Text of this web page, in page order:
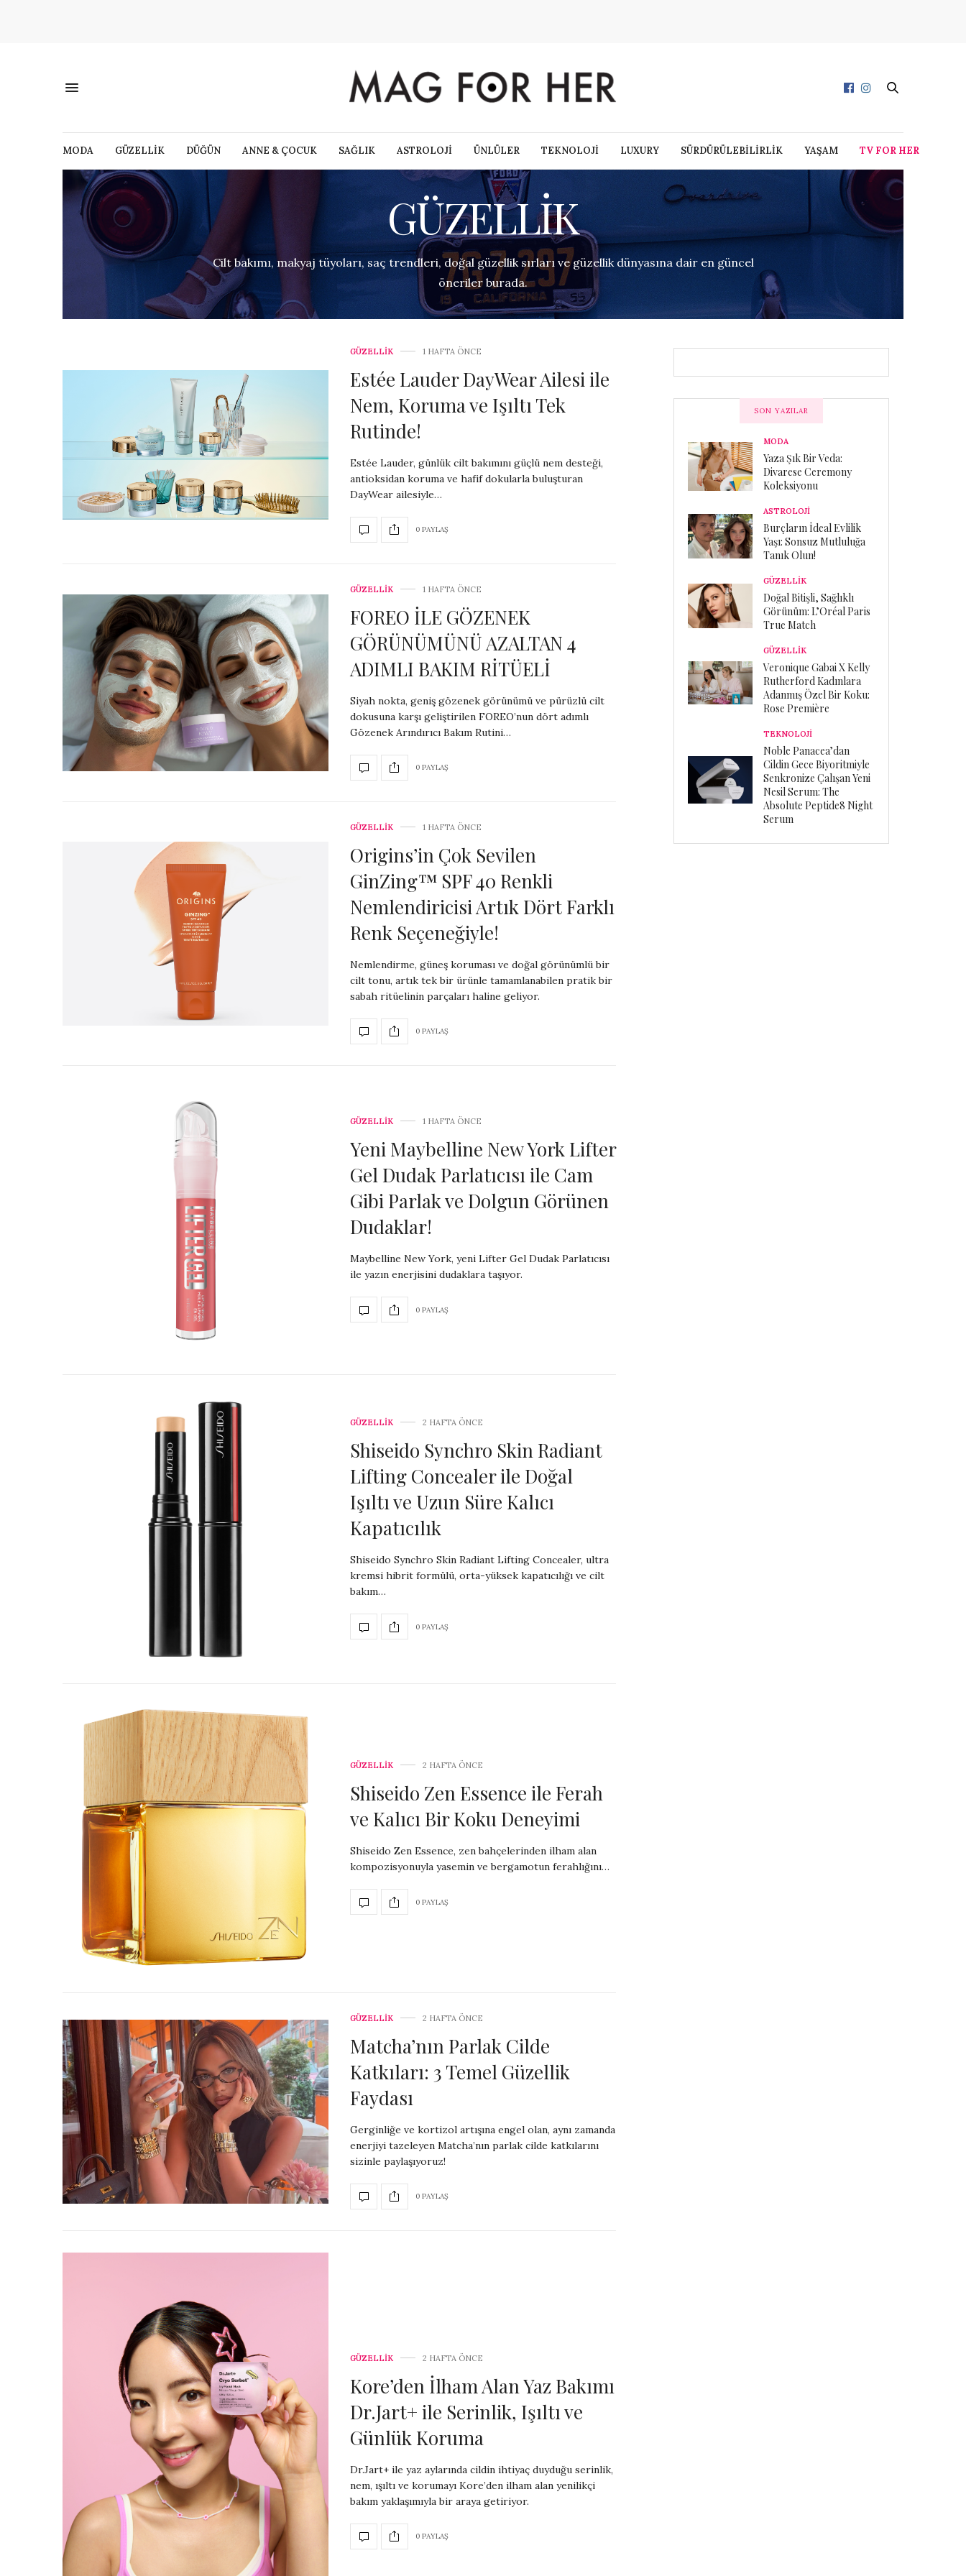
MODA GÜZELLİK DÜĞÜN ANNE & ÇOCUK SAĞLIK ASTROLOJİ ÜNLÜLER TEKNOLOJİ LUXURY SÜRDÜRÜLEBİLİRLİK YAŞAM TV FOR HER
GÜZELLİK
Cilt bakımı, makyaj tüyoları, saç trendleri, doğal güzellik sırları ve güzellik dünyasına dair en güncel
öneriler burada.
GÜZELLİK 1 HAFTA ÖNCE
Estée Lauder DayWear Ailesi ile
Nem, Koruma ve Işıltı Tek
Rutinde!
Estée Lauder, günlük cilt bakımını güçlü nem desteği,
antioksidan koruma ve hafif dokularla buluşturan
DayWear ailesiyle…
0 PAYLAŞ
GÜZELLİK 1 HAFTA ÖNCE
FOREO İLE GÖZENEK
GÖRÜNÜMÜNÜ AZALTAN 4
ADIMLI BAKIM RİTÜELİ
Siyah nokta, geniş gözenek görünümü ve pürüzlü cilt
dokusuna karşı geliştirilen FOREO’nun dört adımlı
Gözenek Arındırıcı Bakım Rutini…
0 PAYLAŞ
GÜZELLİK 1 HAFTA ÖNCE
Origins’in Çok Sevilen
GinZing™ SPF 40 Renkli
Nemlendiricisi Artık Dört Farklı
Renk Seçeneğiyle!
Nemlendirme, güneş koruması ve doğal görünümlü bir
cilt tonu, artık tek bir ürünle tamamlanabilen pratik bir
sabah ritüelinin parçaları haline geliyor.
0 PAYLAŞ
GÜZELLİK 1 HAFTA ÖNCE
Yeni Maybelline New York Lifter
Gel Dudak Parlatıcısı ile Cam
Gibi Parlak ve Dolgun Görünen
Dudaklar!
Maybelline New York, yeni Lifter Gel Dudak Parlatıcısı
ile yazın enerjisini dudaklara taşıyor.
0 PAYLAŞ
GÜZELLİK 2 HAFTA ÖNCE
Shiseido Synchro Skin Radiant
Lifting Concealer ile Doğal
Işıltı ve Uzun Süre Kalıcı
Kapatıcılık
Shiseido Synchro Skin Radiant Lifting Concealer, ultra
kremsi hibrit formülü, orta-yüksek kapatıcılığı ve cilt
bakım…
0 PAYLAŞ
GÜZELLİK 2 HAFTA ÖNCE
Shiseido Zen Essence ile Ferah
ve Kalıcı Bir Koku Deneyimi
Shiseido Zen Essence, zen bahçelerinden ilham alan
kompozisyonuyla yasemin ve bergamotun ferahlığını…
0 PAYLAŞ
GÜZELLİK 2 HAFTA ÖNCE
Matcha’nın Parlak Cilde
Katkıları: 3 Temel Güzellik
Faydası
Gerginliğe ve kortizol artışına engel olan, aynı zamanda
enerjiyi tazeleyen Matcha’nın parlak cilde katkılarını
sizinle paylaşıyoruz!
0 PAYLAŞ
GÜZELLİK 2 HAFTA ÖNCE
Kore’den İlham Alan Yaz Bakımı
Dr.Jart+ ile Serinlik, Işıltı ve
Günlük Koruma
Dr.Jart+ ile yaz aylarında cildin ihtiyaç duyduğu serinlik,
nem, ışıltı ve korumayı Kore’den ilham alan yenilikçi
bakım yaklaşımıyla bir araya getiriyor.
0 PAYLAŞ
SON YAZILAR
MODA
Yaza Şık Bir Veda:
Divarese Ceremony
Koleksiyonu
ASTROLOJİ
Burçların İdeal Evlilik
Yaşı: Sonsuz Mutluluğa
Tanık Olun!
GÜZELLİK
Doğal Bitişli, Sağlıklı
Görünüm: L’Oréal Paris
True Match
GÜZELLİK
Veronique Gabai X Kelly
Rutherford Kadınlara
Adanmış Özel Bir Koku:
Rose Première
TEKNOLOJİ
Noble Panacea’dan
Cildin Gece Biyoritmiyle
Senkronize Çalışan Yeni
Nesil Serum: The
Absolute Peptide8 Night
Serum